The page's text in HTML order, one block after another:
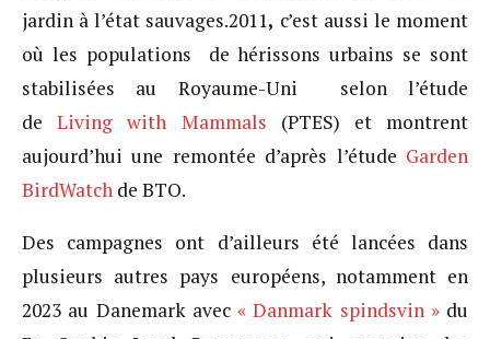
jardin à l’état sauvages.2011, c’est aussi le moment
où les populations de hérissons urbains se sont
stabilisées au Royaume-Uni selon l’étude
deLiving with Mammals (PTES) et montrent
aujourd’hui une remontée d’après l’étude Garden
BirdWatch de BTO.
Des campagnes ont d’ailleurs été lancées dans
plusieurs autres pays européens, notamment en
2023 au Danemark avec « Danmark spindsvin »du